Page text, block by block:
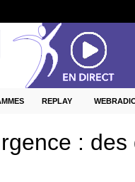
:
REPLAY